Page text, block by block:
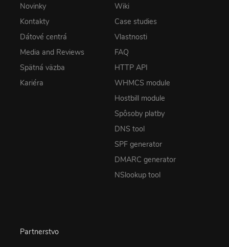
Novinky
Kontakty
Dátové centrá
Media and Reviews
Spätná väzba
Kariéra
Wiki
Case studies
Vlastnosti
FAQ
HTTP API
WHMCS module
Hostbill module
Spôsoby platby
DNS tool
SPF generator
DMARC generator
NSlookup tool
Partnerstvo